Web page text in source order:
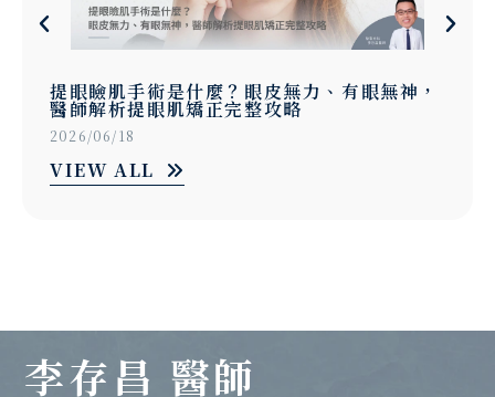
提眼瞼肌手術是什麼？眼皮無力、有眼無神，
醫師解析提眼肌矯正完整攻略
2026/06/18
VIEW ALL
李存昌 醫師